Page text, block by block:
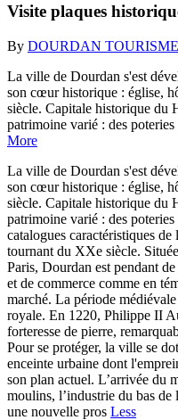
Visite plaques
By DOURDAN TOURISME
La ville de Dourdan s'est
son cœur historique : église,
siècle. Capitale historique du
patrimoine varié : des
More
La ville de Dourdan s'est
son cœur historique : église,
siècle. Capitale historique du
patrimoine varié : des
catalogues caractéristiques
tournant du XXe siècle.
Paris, Dourdan est pendant
et de commerce comme en
marché. La période
royale. En 1220, Philippe II
forteresse de pierre,
Pour se protéger, la ville se
enceinte urbaine dont
son plan actuel. L’arrivée du
moulins, l’industrie du bas
une nouvelle pros Less